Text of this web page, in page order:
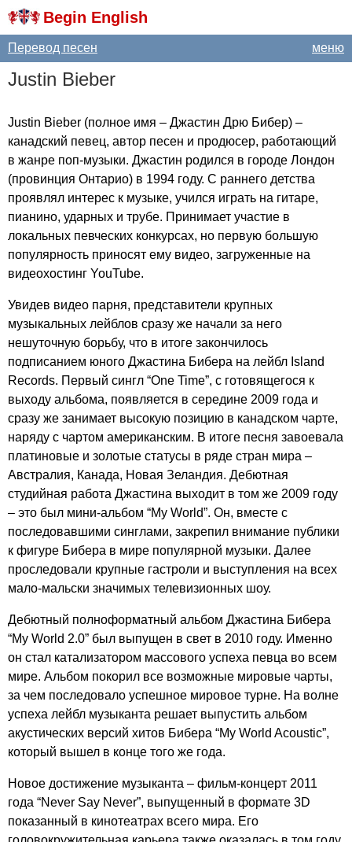
Begin English
меню
Перевод песен
Justin Bieber
Justin Bieber (полное имя – Джастин Дрю Бибер) –
канадский певец, автор песен и продюсер, работающий
в жанре поп-музыки. Джастин родился в городе Лондон
(провинция Онтарио) в 1994 году. С раннего детства
проявлял интерес к музыке, учился играть на гитаре,
пианино, ударных и трубе. Принимает участие в
локальных певческих конкурсах, но первую большую
популярность приносят ему видео, загруженные на
видеохостинг YouTube.
Увидев видео парня, представители крупных
музыкальных лейблов сразу же начали за него
нешуточную борьбу, что в итоге закончилось
подписанием юного Джастина Бибера на лейбл Island
Records. Первый сингл “One Time”, с готовящегося к
выходу альбома, появляется в середине 2009 года и
сразу же занимает высокую позицию в канадском чарте,
наряду с чартом американским. В итоге песня завоевала
платиновые и золотые статусы в ряде стран мира –
Австралия, Канада, Новая Зеландия. Дебютная
студийная работа Джастина выходит в том же 2009 году
– это был мини-альбом “My World”. Он, вместе с
последовавшими синглами, закрепил внимание публики
к фигуре Бибера в мире популярной музыки. Далее
проследовали крупные гастроли и выступления на всех
мало-мальски значимых телевизионных шоу.
Дебютный полноформатный альбом Джастина Бибера
“My World 2.0” был выпущен в свет в 2010 году. Именно
он стал катализатором массового успеха певца во всем
мире. Альбом покорил все возможные мировые чарты,
за чем последовало успешное мировое турне. На волне
успеха лейбл музыканта решает выпустить альбом
акустических версий хитов Бибера “My World Acoustic”,
который вышел в конце того же года.
Новое достижение музыканта – фильм-концерт 2011
года “Never Say Never”, выпущенный в формате 3D
показанный в кинотеатрах всего мира. Его